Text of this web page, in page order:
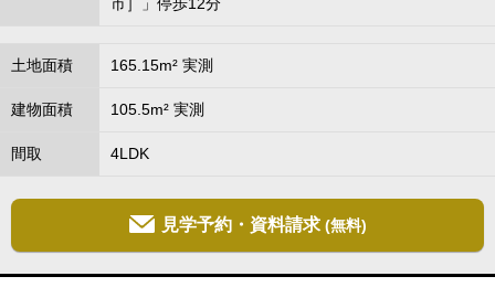
土地面積 165.15m² 実測
建物面積 105.5m² 実測
間取 4LDK
見学予約・資料請求 (無料)